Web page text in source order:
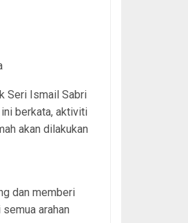
Seri Ismail Sabri
berkata, aktiviti
akan dilakukan
dan memberi
arahan